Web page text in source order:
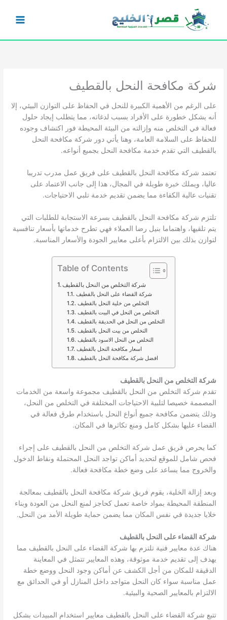
المحتوى
شركة مكافحة النحل بالقطيف
على الرغم من الأهمية الكبيرة للنحل في الحفاظ على التوازن البيئي، إلا
أنه يشكل خطورة على الأفراد بسبب لدغاته، مما يتطلب إيجاد حلول
فعالة في التخلص منه وإزالته من البيئة المحيطة فور اكتشاف وجوده
للحفاظ على السلامة العامة، وهنا يأتي دور شركة مكافحة النحل
بالقطيف التي تقدم خدمة مكافحة النحل بجميع أنواعه.
تعتمد شركة مكافحة النحل بالقطيف على فريق عمل مدرب تدريبا
عاليا، ويملك خبرة طويلة في المجال، هذا إلى جانب الاعتماد على
تقنيات عالية الكفاءة مما يضمن تقديم خدمة تلبي الاحتياجات.
تلتزم شركة مكافحة النحل بالقطيف بسرعة الاستجابة للطلبات التي
يتم تلقيها، واهتماما بنيل رضا العملاء فهي تطرح خدماتها بأسعار تنافسية
لتوازن بذلك بين الالتزام بأعلى معايير الجودة والأسعار المناسبة.
Table of Contents
شركة التخلص من النحل بالقطيف
شركة القضاء على النحل بالقطيف
التخلص من خلية النحل بالقطيف
التخلص من النحل في البيت بالقطيف
التخلص من النحل في الحديقة بالقطيف
التخلص من بيت النحل بالقطيف
التخلص من النحل الاسود بالقطيف
اسعار مكافحة النحل بالقطيف
افضل شركة مكافحة النحل بالقطيف
شركة التخلص من النحل بالقطيف
تقدم شركة التخلص من النحل بالقطيف مجموعة واسعة من الخدمات
المصممة خصيصا لتلبية الاحتياجات المختلفة في التخلص من النحل،
وذلك يتضمن مكافحة جميع أنواع النحل باستخدام طرق فعالة في
القضاء عليها بشكل كامل ومنع تكاثرها في المكان.
كما يحرص فريق عمل شركة التخلص من النحل بالقطيف على إجراء
فحص شامل للموقع لتحديد أماكن تواجد النحل المحتملة ونقاط الدخول
والخروج مما يساعد على وضع خطة مكافحة فعالة.
وبعد إزالة الخلية، يقوم فريق شركة مكافحة النحل بالقطيف بمعالجة
المنطقة المحيطة بمواد خاصة تعمل كحاجز لمنع النحل من العودة وبناء
خلايا جديدة في نفس المكان مما يضمن حماية طويلة الأمد من النحل.
شركة القضاء على النحل بالقطيف
هناك عدة معايير فنية تلتزم بها شركة القضاء على النحل بالقطيف مما
يهدف إلى تقديم خدمة موثوقة، وهذه المعايير تتمثل في المعاينة
الدقيقة للمكان من أجل الكشف عن أماكن وجود النحل ووضع خطة
عمل مناسبة سواء كان النحل متواجد داخل المنازل أو في الحدائق مع
الالتزام بالمعايير الصحية والبيئية.
تتبع شركة القضاء على النحل بالقطيف معايير استخدام المبيدات بشكل